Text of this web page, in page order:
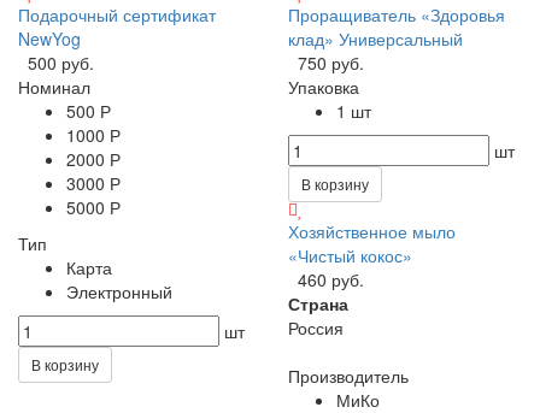
Подарочный сертификат
NewYog
500 руб.
Номинал
500 Р
1000 Р
2000 Р
3000 Р
5000 Р
Тип
Карта
Электронный
шт
В корзину
Проращиватель «Здоровья
клад» Универсальный
750 руб.
Упаковка
1 шт
шт
В корзину
Хозяйственное мыло
«Чистый кокос»
460 руб.
Страна
Россия
Производитель
МиКо